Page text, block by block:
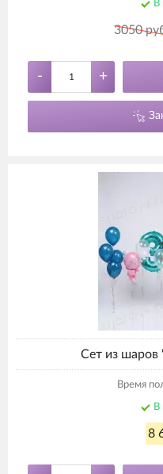
В
3050
- +
Сет из шаров
Время
В
8